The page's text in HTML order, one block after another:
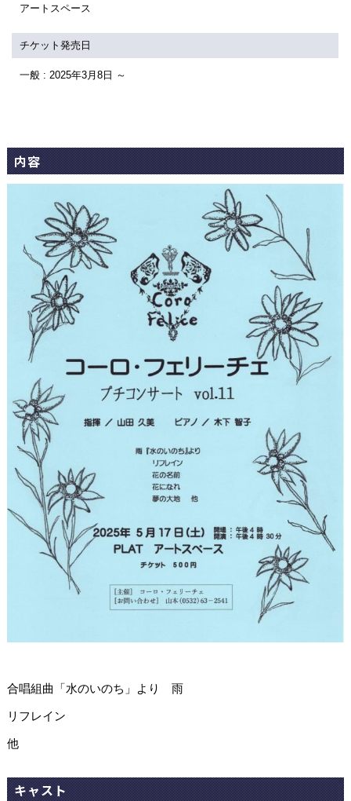
交通アクセス
アートスペース
チケット発売日
一般 : 2025年3月8日 ～
内容
合唱組曲「水のいのち」より 雨
リフレイン
他
キャスト